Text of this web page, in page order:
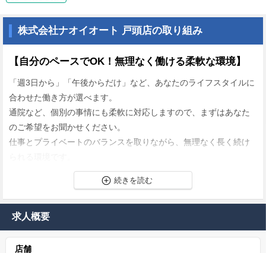
株式会社ナオイオート 戸頭店の取り組み
【自分のペースでOK！無理なく働ける柔軟な環境】
「週3日から」「午後からだけ」など、あなたのライフスタイルに
合わせた働き方が選べます。
通院など、個別の事情にも柔軟に対応しますので、まずはあなた
のご希望をお聞かせください。
仕事とプライベートのバランスを取りながら、無理なく長く続け
【「ありがとう」が嬉しい！やりがいを実感できる瞬
間】
あなたがピカピカに磨き上げたクルマは、お店の顔になります。
繋がる、やりがいのあるお仕事です。
求人概要
店舗